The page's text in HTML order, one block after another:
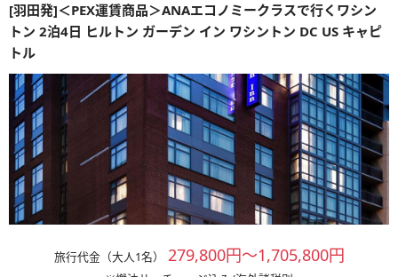
[羽田発]＜PEX運賃商品＞ANAエコノミークラスで行くワシン
トン 2泊4日 ヒルトン ガーデン イン ワシントン DC US キャピ
トル
旅行代金（大人1名） 279,800円～1,705,800円